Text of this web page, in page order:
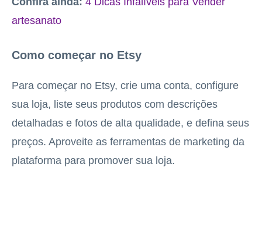
artesanato
Como começar no Etsy
Para começar no Etsy, crie uma conta, configure
sua loja, liste seus produtos com descrições
detalhadas e fotos de alta qualidade, e defina seus
preços. Aproveite as ferramentas de marketing da
plataforma para promover sua loja.